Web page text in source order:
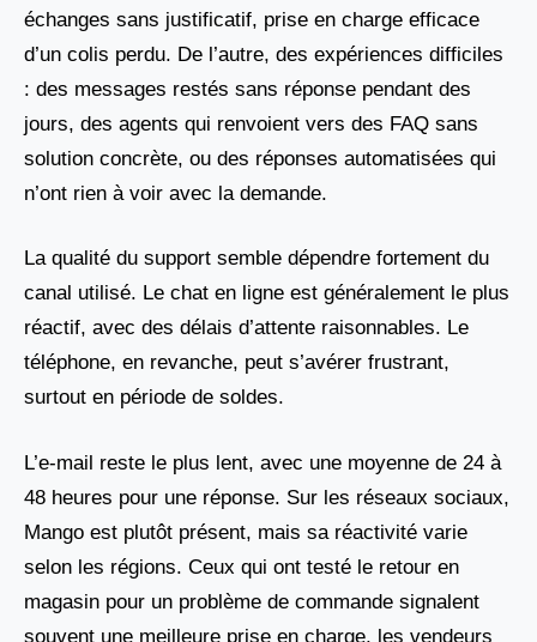
échanges sans justificatif, prise en charge efficace
d’un colis perdu. De l’autre, des expériences difficiles
: des messages restés sans réponse pendant des
jours, des agents qui renvoient vers des FAQ sans
solution concrète, ou des réponses automatisées qui
n’ont rien à voir avec la demande.
La qualité du support semble dépendre fortement du
canal utilisé. Le chat en ligne est généralement le plus
réactif, avec des délais d’attente raisonnables. Le
téléphone, en revanche, peut s’avérer frustrant,
surtout en période de soldes.
L’e-mail reste le plus lent, avec une moyenne de 24 à
48 heures pour une réponse. Sur les réseaux sociaux,
Mango est plutôt présent, mais sa réactivité varie
selon les régions. Ceux qui ont testé le retour en
magasin pour un problème de commande signalent
souvent une meilleure prise en charge, les vendeurs